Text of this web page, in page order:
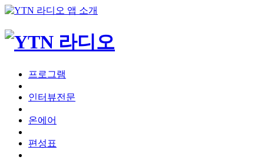
프로그램
인터뷰전문
온에어
편성표